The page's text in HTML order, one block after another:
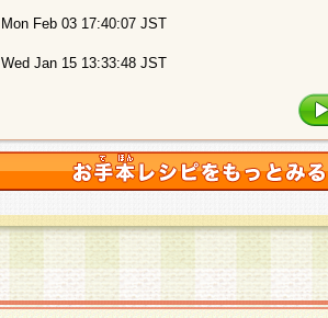
Mon Feb 03 17:40:07 JST
Wed Jan 15 13:33:48 JST